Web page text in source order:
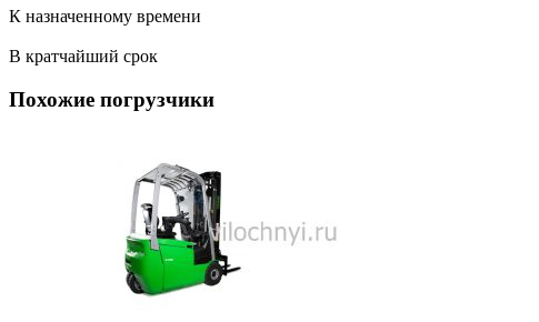
К назначенному времени
В кратчайший срок
Похожие погрузчики